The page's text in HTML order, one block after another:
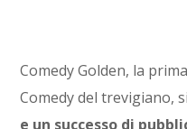
Comedy Golden, la
Comedy del trevigiano,
e un successo di